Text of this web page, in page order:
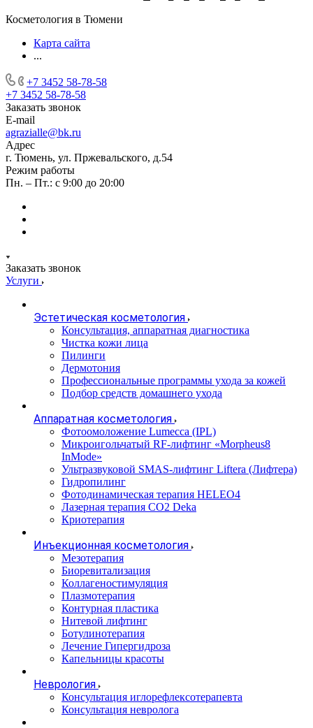
Косметология в Тюмени
Карта сайта
...
+7 3452 58-78-58
+7 3452 58-78-58
Заказать звонок
E-mail
agrazialle@bk.ru
Адрес
г. Тюмень, ул. Пржевальского, д.54
Режим работы
Пн. – Пт.: с 9:00 до 20:00
Заказать звонок
Услуги
Эстетическая косметология
Консультация, аппаратная диагностика
Чистка кожи лица
Пилинги
Дермотония
Профессиональные программы ухода за кожей
Подбор средств домашнего ухода
Аппаратная косметология
Фотоомоложение Lumecca (IPL)
Микроигольчатый RF-лифтинг «Morpheus8
InMode»
Ультразвуковой SMAS-лифтинг Liftera (Лифтера)
Гидропилинг
Фотодинамическая терапия HELEO4
Лазерная терапия CO2 Deka
Криотерапия
Инъекционная косметология
Мезотерапия
Биоревитализация
Коллагеностимуляция
Плазмотерапия
Контурная пластика
Нитевой лифтинг
Ботулинотерапия
Лечение Гипергидроза
Капельницы красоты
Неврология
Консультация иглорефлексотерапевта
Консультация невролога